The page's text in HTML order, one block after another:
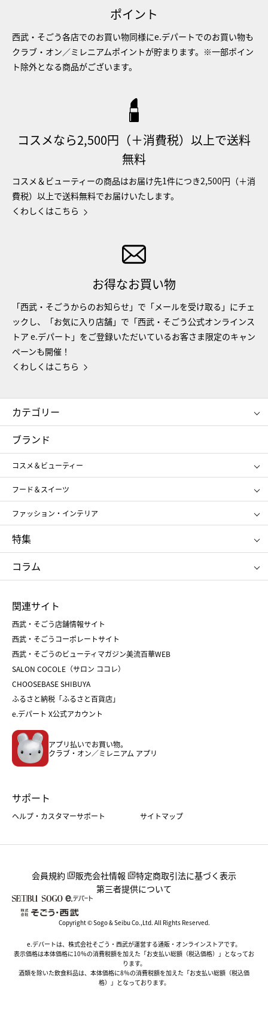
ポイント
西武・そごう各店でのお買い物同様にe.デパートでのお買い物も
クラブ・オン／ミレニアムポイントが貯まります。※一部ポイン
ト除外となる商品がございます。
コスメなら2,500円（＋消費税）以上で送料
無料
コスメ＆ビューティーの商品はお届け先1件につき2,500円（＋消
費税）以上で送料無料でお届けいたします。
くわしくはこちら
お得なお買い物
「西武・そごうからのお知らせ」で「メールを受け取る」にチェ
ックし、「お気に入り店舗」で「西武・そごう公式オンラインス
トア e.デパート」をご登録いただいているお客さま限定のキャン
ペーンも開催！
くわしくはこちら
カテゴリー
コスメ＆ビューティー
ギフト
レディース
メンズ
スポーツ・アウトドア
お中元
お歳暮
ブランド
コスメ＆ビューティー
SHISEIDO
ポール&ジョー ボーテ
ジルスチュアート
NARS
RMK
クリニーク
SK-Ⅱ
フード＆スイーツ
アンリ・シャルパンティエ
ゴディバ
新宿高野
たねや
ねんりん家
ファッション・インテリア
ポロ ラルフ ローレン
タケオ キクチ
ママ＆キッズ
シュタイフ
特集
お中元
ひな人形
五月人形
父の日
クリスマスケーキ
ホワイトデー
コラム
菓子折り
和菓子
人気のギフト
バレンタイン
ホワイトデー
おせち
フード
ホーム・キッチン＆アート
関連サイト
西武・そごう店舗情報サイト
西武・そごうコーポレートサイト
西武・そごうのビューティマガジン美流百華WEB
SALON COCOLE（サロン ココレ）
CHOOSEBASE SHIBUYA
ふるさと納税「ふるさと百貨店」
e.デパート X公式アカウント
アプリ払いでお買い物。
クラブ・オン／ミレニアム アプリ
サポート
ヘルプ・カスタマーサポート サイトマップ
会員規約 販売会社情報
特定商取引法に基づく表示
第三者提供について
Copyright © Sogo & Seibu Co.,Ltd. All Rights Reserved.
e.デパートは、株式会社そごう・西武が運営する通販・オンラインストアです。
表示価格は本体価格に10％の消費税額を加えた「お支払い総額（税込価格）」となってお
ります。
酒類を除いた飲食料品は、本体価格に8％の消費税額を加えた「お支払い総額（税込価
格）」となっております。